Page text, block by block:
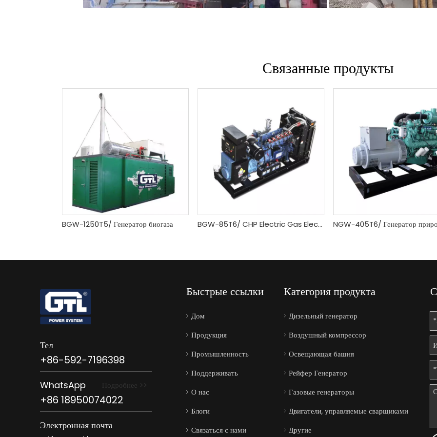
Связанные продукты
BGW-1250T5/ Генератор биогаза BGW-85T6/ CHP Electric Gas Electric Genset Biogas Generator
Тел
+86-592-7196398
WhatsApp Подробнее >>
+86 18950074022
Электронная почта
Быстрые ссылки
Дом
Продукция
Промышленность
Поддерживать
О нас
Блоги
Связаться с нами
Категория продукта
Дизельный генератор
Воздушный компрессор
Освещающая башня
Рейфер Генератор
Газовые генераторы
Двигатели, управляемые сварщиками
Другие